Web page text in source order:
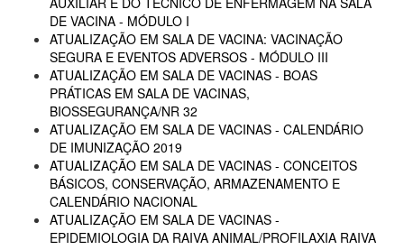
DE VACINA - MÓDULO I
ATUALIZAÇÃO EM SALA DE VACINA: VACINAÇÃO
SEGURA E EVENTOS ADVERSOS - MÓDULO III
ATUALIZAÇÃO EM SALA DE VACINAS - BOAS
PRÁTICAS EM SALA DE VACINAS,
BIOSSEGURANÇA/NR 32
ATUALIZAÇÃO EM SALA DE VACINAS - CALENDÁRIO
DE IMUNIZAÇÃO 2019
ATUALIZAÇÃO EM SALA DE VACINAS - CONCEITOS
BÁSICOS, CONSERVAÇÃO, ARMAZENAMENTO E
CALENDÁRIO NACIONAL
ATUALIZAÇÃO EM SALA DE VACINAS -
EPIDEMIOLOGIA DA RAIVA ANIMAL/PROFILAXIA RAIVA